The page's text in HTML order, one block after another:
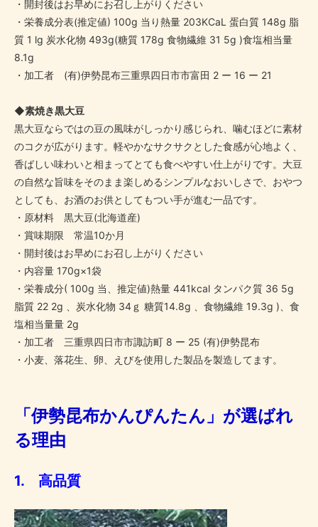
・開封後はお早めにお召し上がりください
・栄養成分表(推定値) 100g 当り熱量 203KCaL 蛋白質 148g 脂
質 1 lg 炭水化物 493g(糖質 178g 食物繊維 31 5g )食塩相当量
8.1g
・加工者 (有)伊勢昆布三重県四日市市富田 2 ー 16 ー 21
◆素焼き黒大豆
黒大豆ならではの豆の風味がしっかり感じられ、噛むほどに素材
のコクが広がります。軽やかなサクサクとした食感が心地よく、
香ばしい味わいと相まってとても食べやすい仕上がりです。大豆
の自然な旨味をそのまま楽しめるシンプルなおいしさで、おやつ
としても、お酒のお供としてもつい手が進む一品です。
・原材料 黒大豆(北海道産)
・賞味期限 常温10か月
・開封後はお早めにお召し上がりください
・内容量 170g×1袋
・栄養成分( 100g 当、推定値)熱量 441kcal タンパク質 36 5g
脂質 22 2g 、炭水化物 34ｇ 糖質14.8g 、食物繊維 19.3g )、食
塩相当量量 2g
・加工者 三重県四日市市諏訪町 8 ー 25 (有)伊勢昆布
・小麦、落花生、卵、えびを使用した製品を製造してます。
「伊勢昆布かんぴんたん」が選ばれ
る理由
1. 高品質